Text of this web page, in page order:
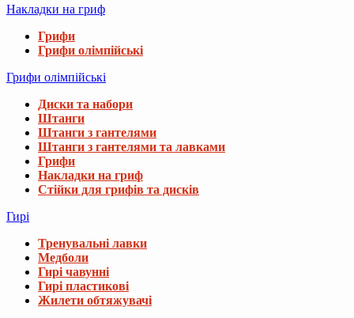
Накладки на гриф
Грифи
Грифи олімпійські
Грифи олімпійські
Диски та набори
Штанги
Штанги з гантелями
Штанги з гантелями та лавками
Грифи
Накладки на гриф
Стійки для грифів та дисків
Гирі
Тренувальні лавки
Медболи
Гирі чавунні
Гирі пластикові
Жилети обтяжувачі